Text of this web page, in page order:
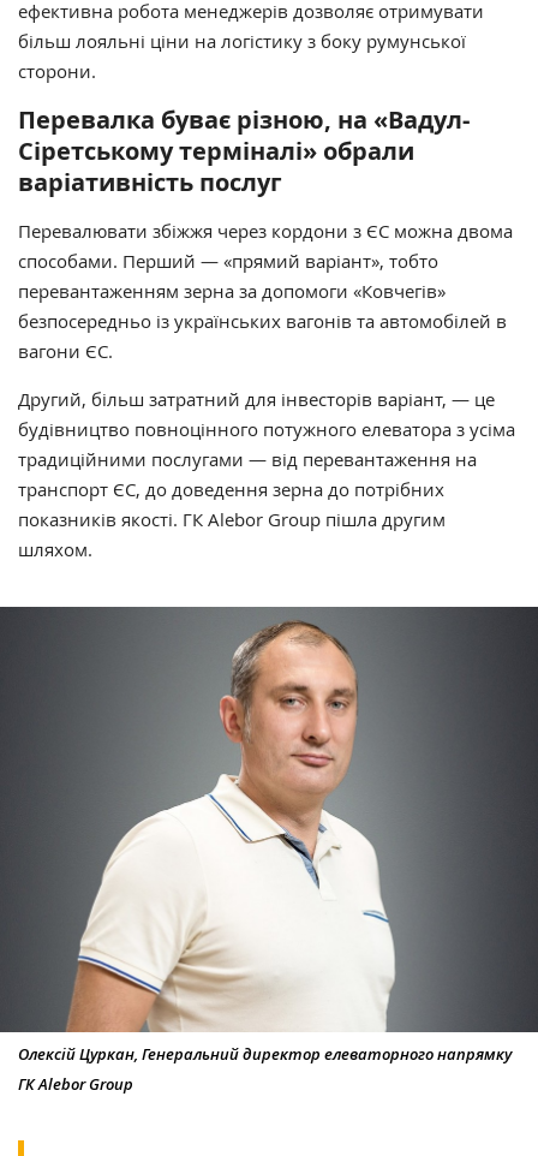
ефективна робота менеджерів дозволяє отримувати
більш лояльні ціни на логістику з боку румунської
сторони.
Перевалка буває різною, на «Вадул-
Сіретському терміналі» обрали
варіативність послуг
Перевалювати збіжжя через кордони з ЄС можна двома
способами. Перший — «прямий варіант», тобто
перевантаженням зерна за допомоги «Ковчегів»
безпосередньо із українських вагонів та автомобілей в
вагони ЄС.
Другий, більш затратний для інвесторів варіант, — це
будівництво повноцінного потужного елеватора з усіма
традиційними послугами — від перевантаження на
транспорт ЄС, до доведення зерна до потрібних
показників якості. ГК Alebor Group пішла другим
шляхом.
Олексій Цуркан, Генеральний директор елеваторного напрямку
ГК Alebor Group